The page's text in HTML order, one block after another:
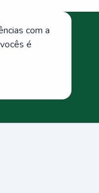
com a
é